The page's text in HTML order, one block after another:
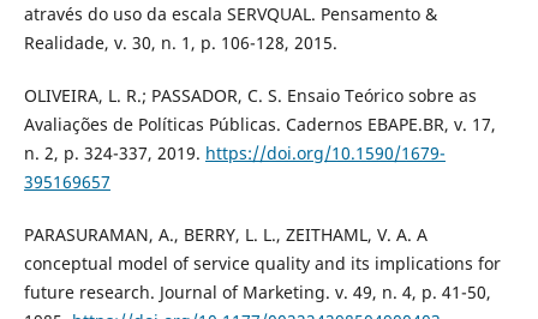
através do uso da escala SERVQUAL. Pensamento &
Realidade, v. 30, n. 1, p. 106-128, 2015.
OLIVEIRA, L. R.; PASSADOR, C. S. Ensaio Teórico sobre as
Avaliações de Políticas Públicas. Cadernos EBAPE.BR, v. 17,
n. 2, p. 324-337, 2019. https://doi.org/10.1590/1679-
395169657
PARASURAMAN, A., BERRY, L. L., ZEITHAML, V. A. A
conceptual model of service quality and its implications for
future research. Journal of Marketing. v. 49, n. 4, p. 41-50,